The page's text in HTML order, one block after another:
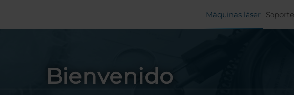
Máquinas láser Soporte
Bienvenido